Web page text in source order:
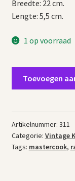
Breedte: 22 cm.
Lengte: 5,5 cm.
1 op voorraad
Toevoegen
Artikelnummer: 311
Categorie: Vintage
Tags: mastercook,